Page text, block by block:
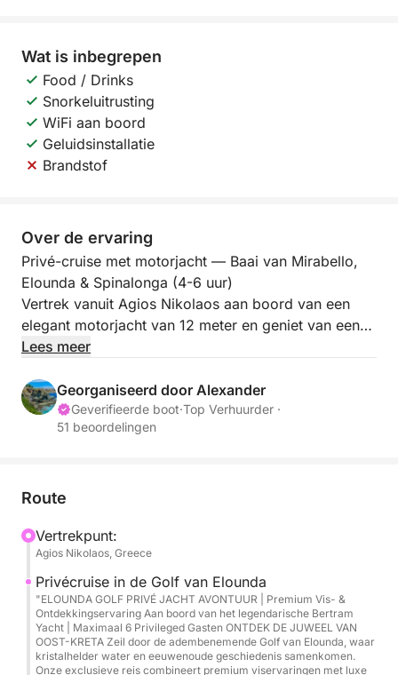
Wat is inbegrepen
Food / Drinks
Snorkeluitrusting
WiFi aan boord
Geluidsinstallatie
Brandstof
Over de ervaring
Privé-cruise met motorjacht — Baai van Mirabello,
Elounda & Spinalonga (4-6 uur)
Vertrek vanuit Agios Nikolaos aan boord van een
elegant motorjacht van 12 meter en geniet van een
privé-cruise door het kristalheldere water van de
zeegezichten van Kreta. Met alleen uw gezelschap
aan boord, is dit een ontspannen, exclusieve
ervaring die schilderachtige vaartochten, discrete
Duur: 4 tot 6 uur
Vertrek/Aankomst: Haven van Agios Nikolaos
Capaciteit: Maximaal 6 gasten + 2 bemanningsleden
Hoogtepunten van de route:
Baai van Mirabello → Golf van Elounda →
Lees meer
Georganiseerd door Alexander
Geverifieerde boot·Top Verhuurder ·
51 beoordelingen
Route
Vertrekpunt:
Agios Nikolaos, Greece
Privécruise in de Golf van Elounda
"ELOUNDA GOLF PRIVÉ JACHT AVONTUUR | Premium Vis- &
Ontdekkingservaring Aan boord van het legendarische Bertram
Yacht | Maximaal 6 Privileged Gasten ONTDEK DE JUWEEL VAN
OOST-KRETA Zeil door de adembenemende Golf van Elounda, waar
kristalhelder water en eeuwenoude geschiedenis samenkomen.
Onze exclusieve reis combineert premium viservaringen met luxe